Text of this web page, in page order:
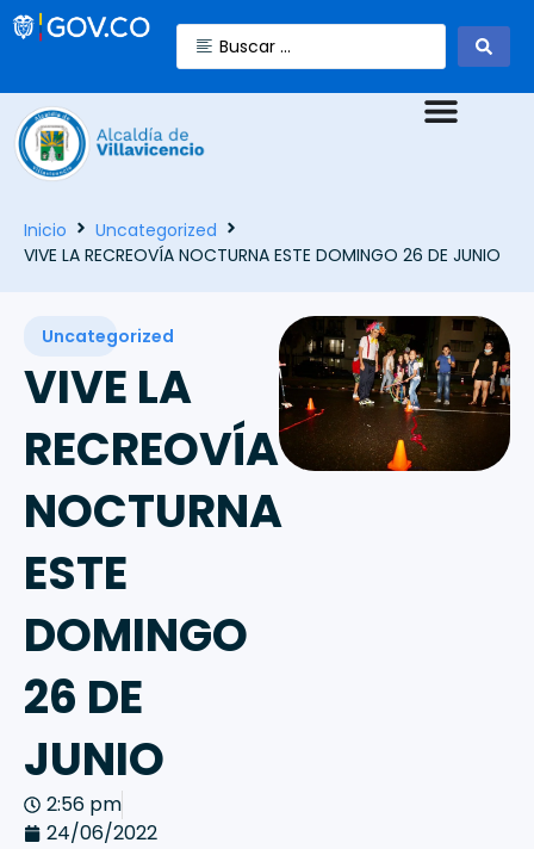
Inicio
Uncategorized
VIVE LA RECREOVÍA NOCTURNA ESTE DOMINGO 26 DE JUNIO
Uncategorized
VIVE LA
RECREOVÍA
NOCTURNA
ESTE
DOMINGO
26 DE
JUNIO
2:56 pm
24/06/2022